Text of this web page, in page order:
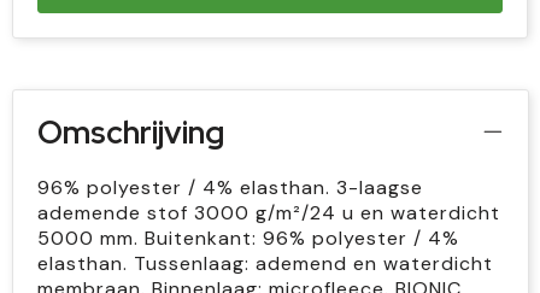
Omschrijving
96% polyester / 4% elasthan. 3-laagse
ademende stof 3000 g/m²/24 u en waterdicht
5000 mm. Buitenkant: 96% polyester / 4%
elasthan. Tussenlaag: ademend en waterdicht